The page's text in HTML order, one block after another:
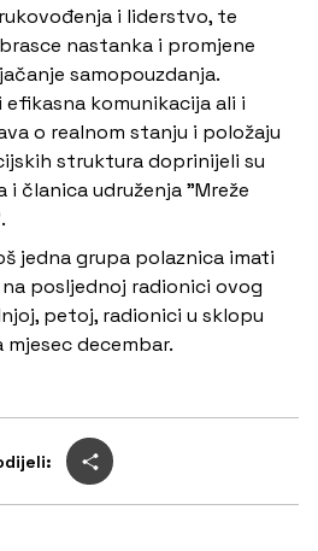
i liderstvo, te
nastanka i promjene
samopouzdanja.
komunikacija ali i
o realnom stanju i položaju
struktura doprinijeli su
i članica udruženja "Mreže
jedna grupa polaznica imati
posljednoj radionici ovog
petoj, radionici u sklopu
decembar.